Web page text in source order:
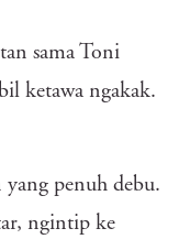
sama Toni
ketawa ngakak.
penuh debu.
ngintip ke